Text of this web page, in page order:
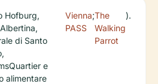
Hofburg,
di Santo
e
alimentare
Vienna
PASS
;The
Walking
Parrot
).